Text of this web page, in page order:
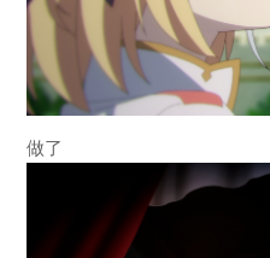
做了